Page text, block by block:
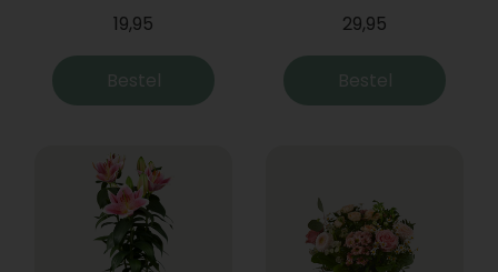
19,95
Bestel
29,95
Bestel